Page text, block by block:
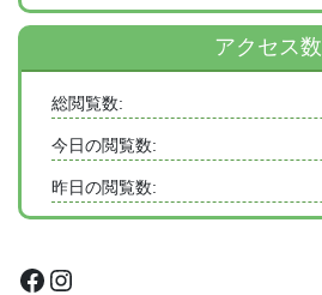
アクセス数
総閲覧数:
今日の閲覧数:
昨日の閲覧数:
Facebook
Instagram